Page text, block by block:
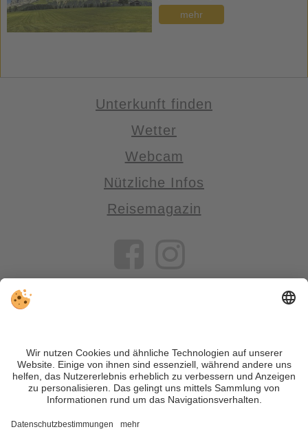
mehr
Unterkunft finden
Wetter
Webcam
Nützliche Infos
Reisemagazin
VIVOSüdtirol ist das Reiseportal für alle, die Südtirol nicht nur
besuchen, sondern wirklich erleben wollen – inklusive Tipps,
tollen Unterkünften und Angeboten.
Trotz genauer Arbeit und ständigem Aktualisieren der Inhalte,